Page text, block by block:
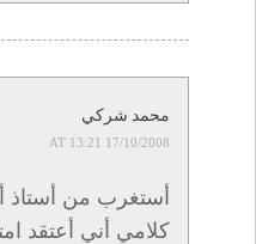
محمد شركي
17/10/2008 AT 13:21
أستغرب من
كلامي أني أعتقد